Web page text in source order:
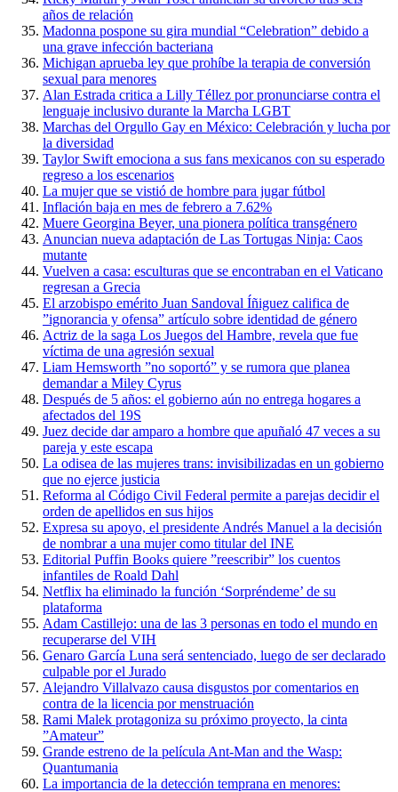
años de relación
Madonna pospone su gira mundial “Celebration” debido a
una grave infección bacteriana
Michigan aprueba ley que prohíbe la terapia de conversión
sexual para menores
Alan Estrada critica a Lilly Téllez por pronunciarse contra el
lenguaje inclusivo durante la Marcha LGBT
Marchas del Orgullo Gay en México: Celebración y lucha por
la diversidad
Taylor Swift emociona a sus fans mexicanos con su esperado
regreso a los escenarios
La mujer que se vistió de hombre para jugar fútbol
Inflación baja en mes de febrero a 7.62%
Muere Georgina Beyer, una pionera política transgénero
Anuncian nueva adaptación de Las Tortugas Ninja: Caos
mutante
Vuelven a casa: esculturas que se encontraban en el Vaticano
regresan a Grecia
El arzobispo emérito Juan Sandoval Íñiguez califica de
”ignorancia y ofensa” artículo sobre identidad de género
Actriz de la saga Los Juegos del Hambre, revela que fue
víctima de una agresión sexual
Liam Hemsworth ”no soportó” y se rumora que planea
demandar a Miley Cyrus
Después de 5 años: el gobierno aún no entrega hogares a
afectados del 19S
Juez decide dar amparo a hombre que apuñaló 47 veces a su
pareja y este escapa
La odisea de las mujeres trans: invisibilizadas en un gobierno
que no ejerce justicia
Reforma al Código Civil Federal permite a parejas decidir el
orden de apellidos en sus hijos
Expresa su apoyo, el presidente Andrés Manuel a la decisión
de nombrar a una mujer como titular del INE
Editorial Puffin Books quiere ”reescribir” los cuentos
infantiles de Roald Dahl
Netflix ha eliminado la función ‘Sorpréndeme’ de su
plataforma
Adam Castillejo: una de las 3 personas en todo el mundo en
recuperarse del VIH
Genaro García Luna será sentenciado, luego de ser declarado
culpable por el Jurado
Alejandro Villalvazo causa disgustos por comentarios en
contra de la licencia por menstruación
Rami Malek protagoniza su próximo proyecto, la cinta
”Amateur”
Grande estreno de la película Ant-Man and the Wasp:
Quantumania
La importancia de la detección temprana en menores: